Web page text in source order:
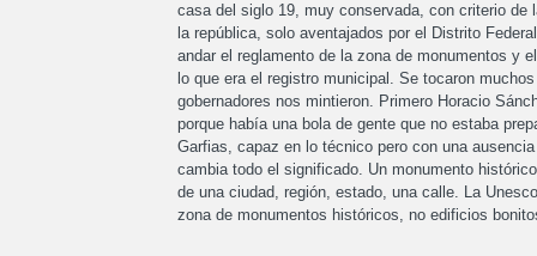
casa del siglo 19, muy conservada, con criterio de
la república, solo aventajados por el Distrito
andar el reglamento de la zona de monumentos y
lo que era el registro municipal. Se tocaron
gobernadores nos mintieron. Primero Horacio
porque había una bola de gente que no estaba
Garfias, capaz en lo técnico pero con una
cambia todo el significado. Un monumento
de una ciudad, región, estado, una calle. La
zona de monumentos históricos, no edificios